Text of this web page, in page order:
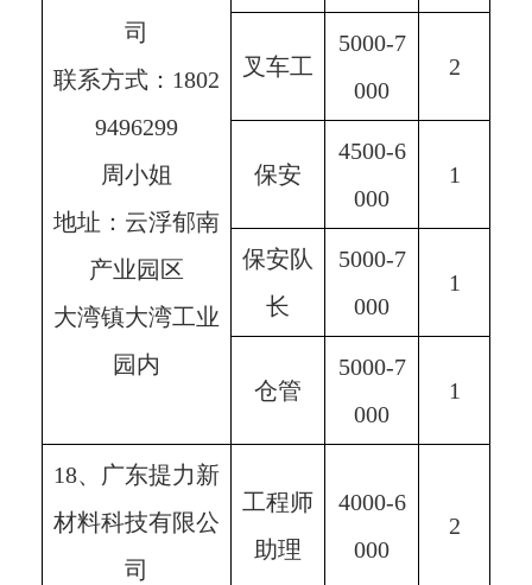
司
联系方式：1802
9496299
周小姐
地址：云浮郁南
产业园区
大湾镇大湾工业
园内
叉车工
5000-7
000
2
保安
4500-6
000
1
保安队
长
5000-7
000
1
仓管
5000-7
000
1
18、广东提力新
材料科技有限公
司
工程师
助理
4000-6
000
2